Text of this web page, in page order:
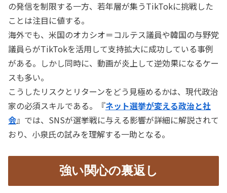
の発信を制限する一方、若年層が集うTikTokに挑戦した
ことは注目に値する。
海外でも、米国のオカシオ＝コルテス議員や韓国の与野党
議員らがTikTokを活用して支持拡大に成功している事例
がある。しかし同時に、動画が炎上して逆効果になるケー
スも多い。
こうしたリスクとリターンをどう見極めるかは、現代政治
家の必須スキルである。『ネット選挙が変える政治と社
会』では、SNSが選挙戦に与える影響が詳細に解説されて
おり、小泉氏の試みを理解する一助となる。
強い関心の裏返し